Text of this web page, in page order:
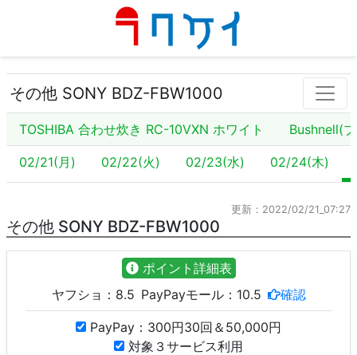
その他 SONY BDZ-FBW1000
TOSHIBA 合わせ炊き RC-10VXN ホワイト Bushnell(
02/21(月) 02/22(火) 02/23(水) 02/24(木)
更新：2022/02/21_07:27
その他 SONY BDZ-FBW1000
ポイント詳細表
ヤフショ： 8.5 PayPayモール： 10.5 確認
PayPay：300円30回＆50,000円
対象３サービス利用